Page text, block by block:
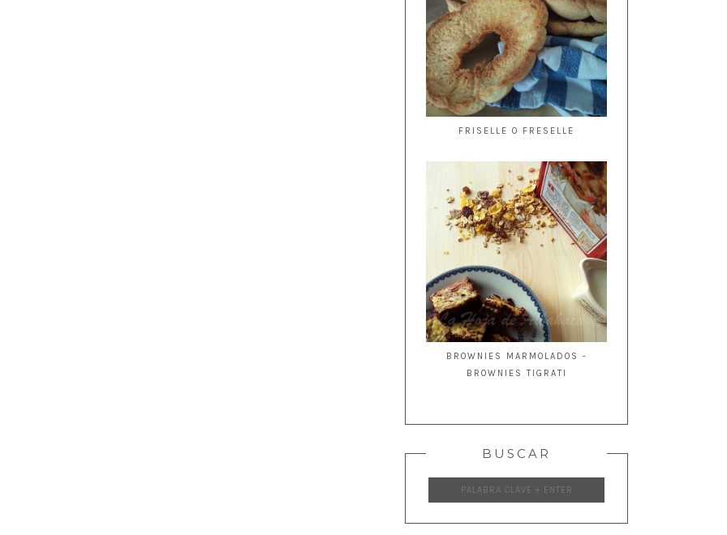
FRISELLE O FRESELLE
BROWNIES MARMOLADOS -
BROWNIES TIGRATI
BUSCAR